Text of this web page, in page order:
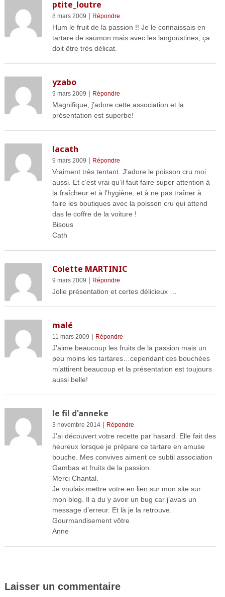
ptite_loutre
8 mars 2009 | Répondre
Hum le fruit de la passion !! Je le connaissais en
tartare de saumon mais avec les langoustines, ça
doit être très délicat.
yzabo
9 mars 2009 | Répondre
Magnifique, j’adore cette association et la
présentation est superbe!
lacath
9 mars 2009 | Répondre
Vraiment très tentant. J’adore le poisson cru moi
aussi. Et c’est vrai qu’il faut faire super attention à
la fraîcheur et à l’hygiène, et à ne pas traîner à
faire les boutiques avec la poisson cru qui attend
das le coffre de la voiture !
Bisous
Cath
Colette MARTINIC
9 mars 2009 | Répondre
Jolie présentation et certes délicieux …
malé
11 mars 2009 | Répondre
J’aime beaucoup les fruits de la passion mais un
peu moins les tartares…cependant ces bouchées
m’attirent beaucoup et la présentation est toujours
aussi belle!
le fil d'anneke
3 novembre 2014| Répondre
J’ai découvert votre recette par hasard. Elle fait des
heureux lorsque je prépare ce tartare en amuse
bouche. Mes convives aiment ce subtil association
Gambas et fruits de la passion.
Merci Chantal.
Je voulais mettre votre en lien sur mon site sur
mon blog. Il a du y avoir un bug car j’avais un
message d’erreur. Et là je la retrouve.
Gourmandisement vôtre
Anne
Laisser un commentaire